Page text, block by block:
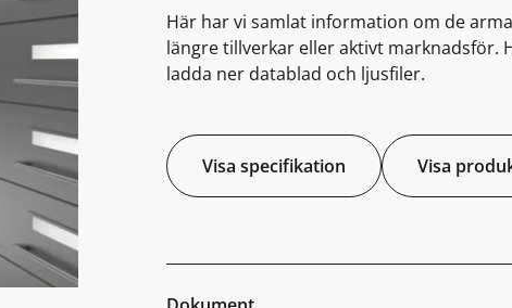
Här har vi samlat information om de
längre tillverkar eller aktivt marknadsför.
ladda ner datablad och ljusfiler.
Visa specifikation Visa